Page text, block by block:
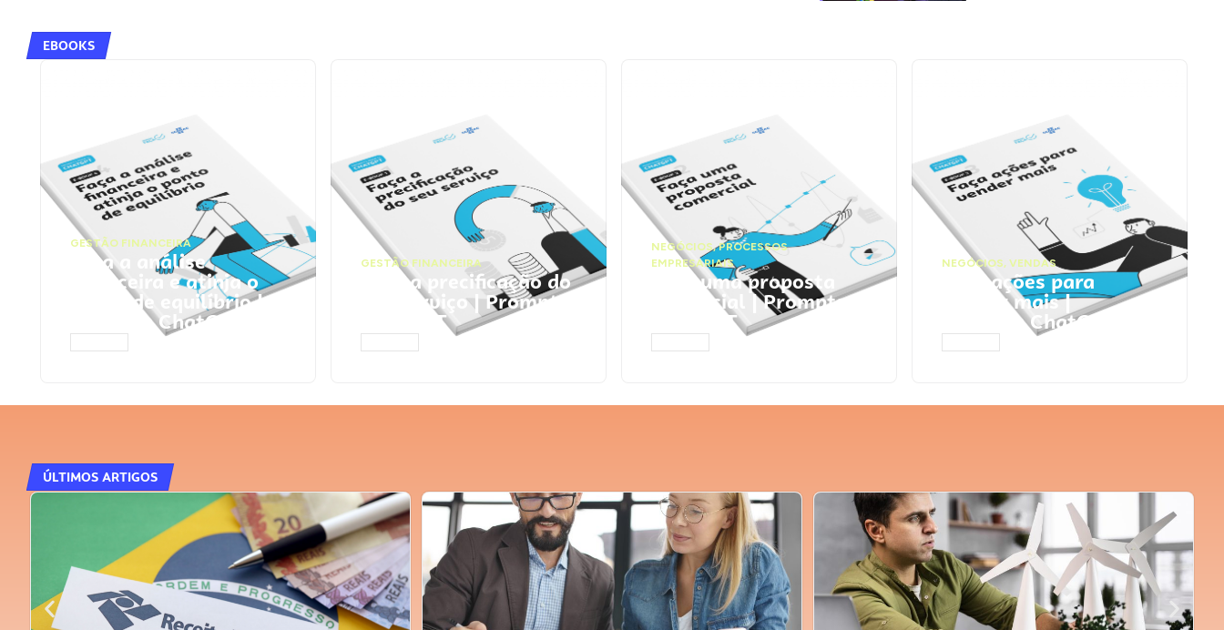
EBOOKS
GESTÃO FINANCEIRA
Faça a análise
financeira e atinja o
ponto de equilíbrio |
Prompts ChatGPT
GESTÃO FINANCEIRA
Faça a precificação do
seu serviço | Prompts
ChatGPT
NEGÓCIOS,PROCESSOS
EMPRESARIAIS
Faça uma proposta
comercial | Prompts
ChatGPT
NEGÓCIOS, VENDAS
Faça ações para
vender mais |
Prompts ChatGPT
ÚLTIMOS ARTIGOS